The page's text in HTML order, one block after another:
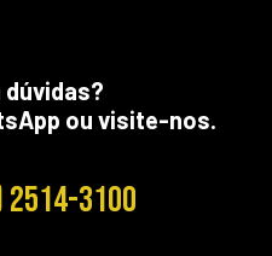
ou visite-nos.
3100